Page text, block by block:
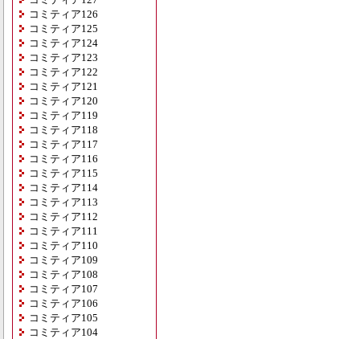
コミティア126
コミティア125
コミティア124
コミティア123
コミティア122
コミティア121
コミティア120
コミティア119
コミティア118
コミティア117
コミティア116
コミティア115
コミティア114
コミティア113
コミティア112
コミティア111
コミティア110
コミティア109
コミティア108
コミティア107
コミティア106
コミティア105
コミティア104